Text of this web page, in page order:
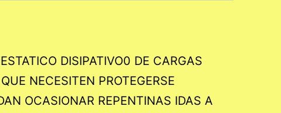
DISIPATIVO0 DE CARGAS
NECESITEN PROTEGERSE
OCASIONAR REPENTINAS IDAS A